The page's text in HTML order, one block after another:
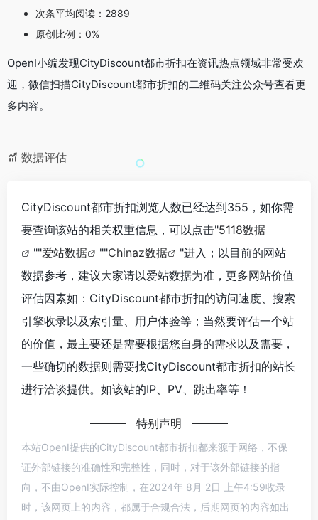
次条平均阅读：2889
原创比例：0%
OpenI小编发现CityDiscount都市折扣在资讯热点领域非常受欢
迎，微信扫描CityDiscount都市折扣的二维码关注公众号查看更
多内容。
数据评估
CityDiscount都市折扣浏览人数已经达到355，如你需
要查询该站的相关权重信息，可以点击"5118数据
""爱站数据 ""Chinaz数据
"进入；以目前的网站
数据参考，建议大家请以爱站数据为准，更多网站价值
评估因素如：CityDiscount都市折扣的访问速度、搜索
引擎收录以及索引量、用户体验等；当然要评估一个站
的价值，最主要还是需要根据您自身的需求以及需要，
一些确切的数据则需要找CityDiscount都市折扣的站长
进行洽谈提供。如该站的IP、PV、跳出率等！
特别声明
本站OpenI提供的CityDiscount都市折扣都来源于网络，不保
证外部链接的准确性和完整性，同时，对于该外部链接的指
向，不由OpenI实际控制，在2024年 8月 2日 上午4:59收录
时，该网页上的内容，都属于合规合法，后期网页的内容如出